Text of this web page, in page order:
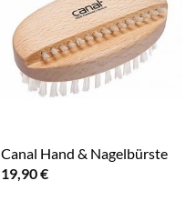
Canal Hand & Nagelbürste
19,90€